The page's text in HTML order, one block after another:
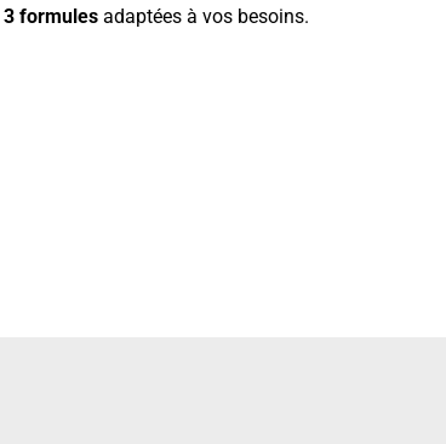
3 formules adaptées à vos besoins.